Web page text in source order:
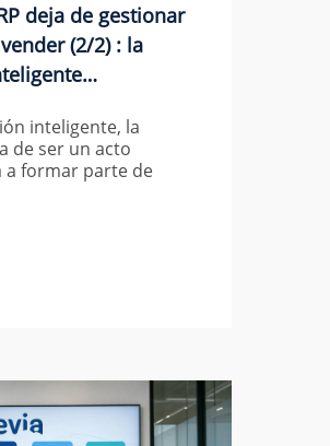
deja de gestionar
(2/2) : la
inteligente, la
de ser un acto
a formar parte de